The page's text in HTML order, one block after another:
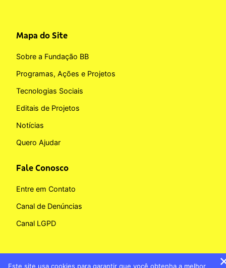
Mapa do Site
Sobre a Fundação BB
Programas, Ações e Projetos
Tecnologias Sociais
Editais de Projetos
Notícias
Quero Ajudar
Fale Conosco
Entre em Contato
Canal de Denúncias
Canal LGPD
Este site usa cookies para garantir que você obtenha a melhor